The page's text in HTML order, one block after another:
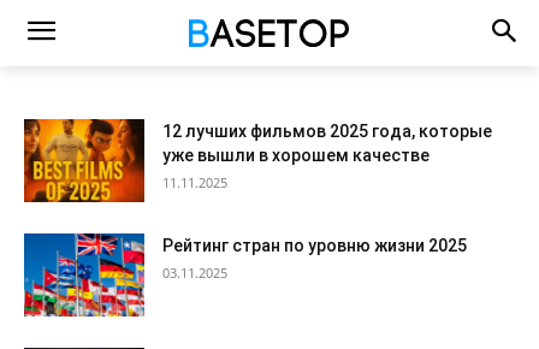
12 лучших фильмов 2025 года, которые
уже вышли в хорошем качестве
11.11.2025
Рейтинг стран по уровню жизни 2025
03.11.2025